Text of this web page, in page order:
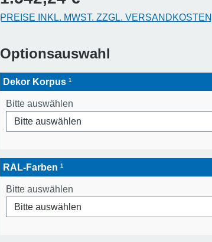
PREISE INKL. MWST. ZZGL. VERSANDKOSTEN
Optionsauswahl
Dekor Korpus ¹
Bitte auswählen
RAL-Farben ¹
Bitte auswählen